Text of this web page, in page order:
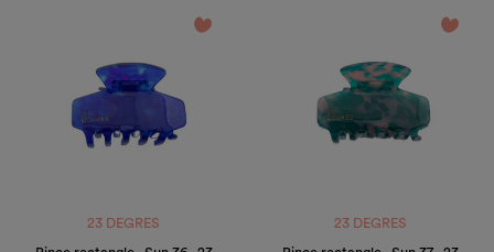
favorite_border
23 DEGRES
favorite_border
23 DEGRES